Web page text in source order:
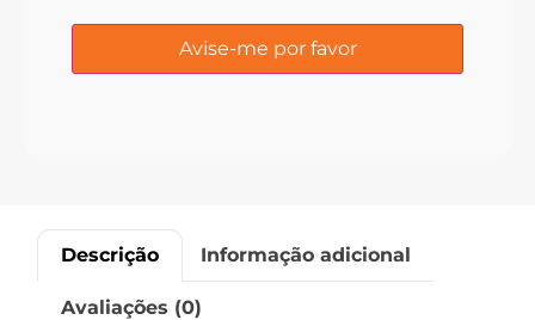
Descrição Informação adicional
Avaliações (0)